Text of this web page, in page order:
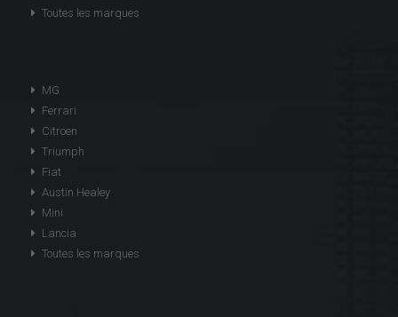
Toutes les marques
MG
Ferrari
Citroen
Triumph
Fiat
Austin Healey
Mini
Lancia
Toutes les marques